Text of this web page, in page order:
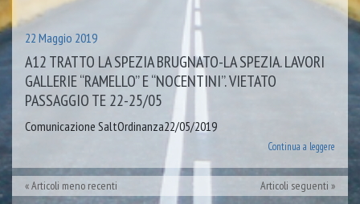
22 Maggio 2019
A12 TRATTO LA SPEZIA BRUGNATO-LA SPEZIA. LAVORI
GALLERIE “RAMELLO” E “NOCENTINI”. VIETATO
PASSAGGIO TE 22-25/05
Comunicazione SaltOrdinanza22/05/2019
Continua a leggere
Articoli meno recenti Articoli seguenti